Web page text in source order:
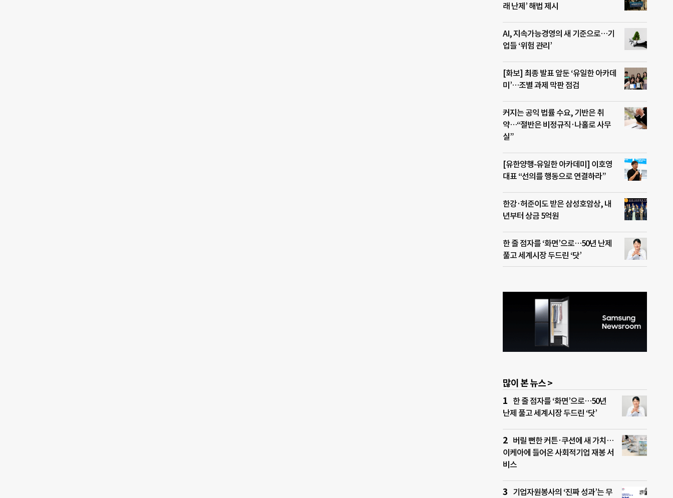
래 난제’ 해법 제시
AI, 지속가능경영의 새 기준으로…기
업들 ‘위험 관리’
[화보] 최종 발표 앞둔 ‘유일한 아카데
미’…조별 과제 막판 점검
커지는 공익 법률 수요, 기반은 취
약…“절반은 비정규직·나홀로 사무
실”
[유한양행-유일한 아카데미] 이호영
대표 “선의를 행동으로 연결하라”
한강·허준이도 받은 삼성호암상, 내
년부터 상금 5억원
한 줄 점자를 ‘화면’으로…50년 난제
풀고 세계시장 두드린 ‘닷’
많이 본 뉴스 >
한 줄 점자를 ‘화면’으로…50년
난제 풀고 세계시장 두드린 ‘닷’
버릴 뻔한 커튼·쿠션에 새 가치…
이케아에 들어온 사회적기업 재봉 서
비스
기업자원봉사의 ‘진짜 성과’는 무